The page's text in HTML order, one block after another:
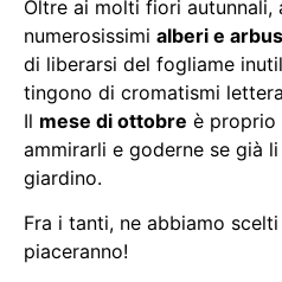
Oltre ai molti fiori autunnali,
numerosissimi alberi e
di liberarsi del fogliame
tingono di cromatismi
Il mese di ottobre è proprio
ammirarli e goderne se già
giardino.
Fra i tanti, ne abbiamo
piaceranno!